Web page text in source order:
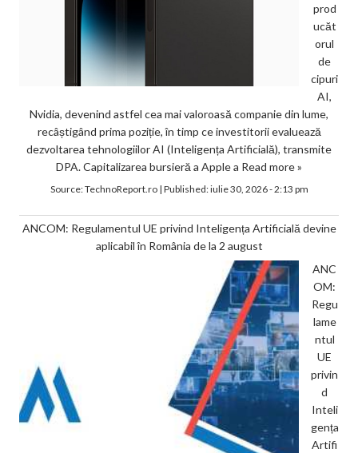
prod
ucăt
orul
de
cipuri
AI,
Nvidia, devenind astfel cea mai valoroasă companie din lume,
recâștigând prima poziție, în timp ce investitorii evaluează
dezvoltarea tehnologiilor AI (Inteligența Artificială), transmite
DPA. Capitalizarea bursieră a Apple a Read more »
Source:TechnoReport.ro| Published:iulie 30, 2026 - 2:13 pm
ANCOM: Regulamentul UE privind Inteligența Artificială devine
aplicabil în România de la 2 august
ANC
OM:
Regu
lame
ntul
UE
privin
d
Inteli
gența
Artifi